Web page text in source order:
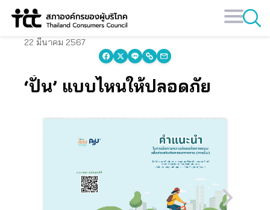
Skip
22 มีนาคม 2567
‘ปั่น’ แบบไหนให้ปลอดภัย